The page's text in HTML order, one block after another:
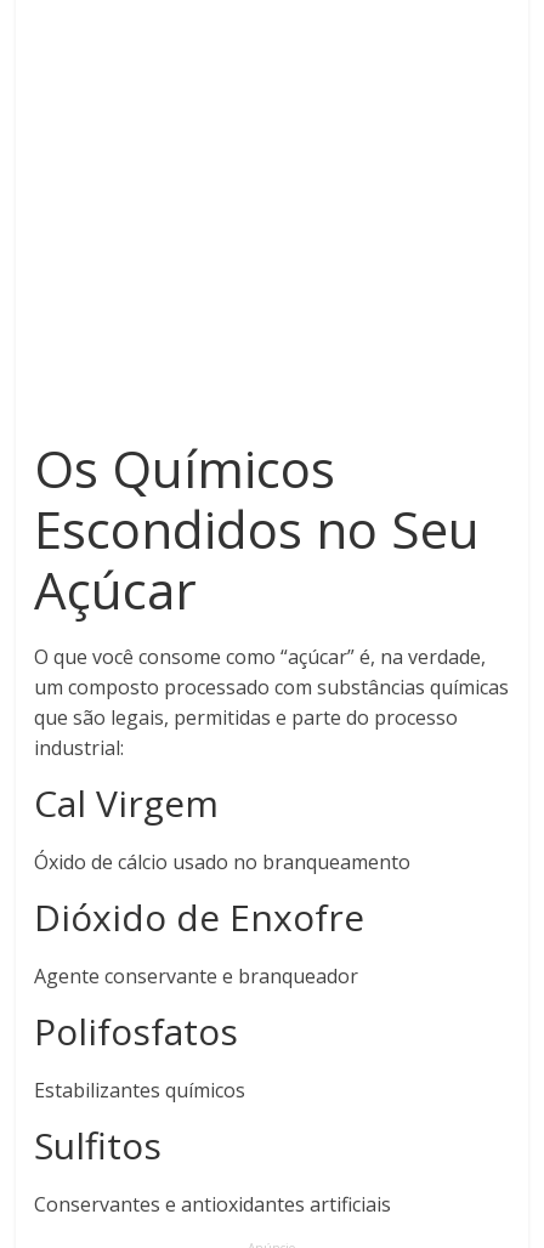
Os Químicos
Escondidos no Seu
Açúcar
O que você consome como “açúcar” é, na verdade,
um composto processado com substâncias químicas
que são legais, permitidas e parte do processo
industrial:
Cal Virgem
Óxido de cálcio usado no branqueamento
Dióxido de Enxofre
Agente conservante e branqueador
Polifosfatos
Estabilizantes químicos
Sulfitos
Conservantes e antioxidantes artificiais